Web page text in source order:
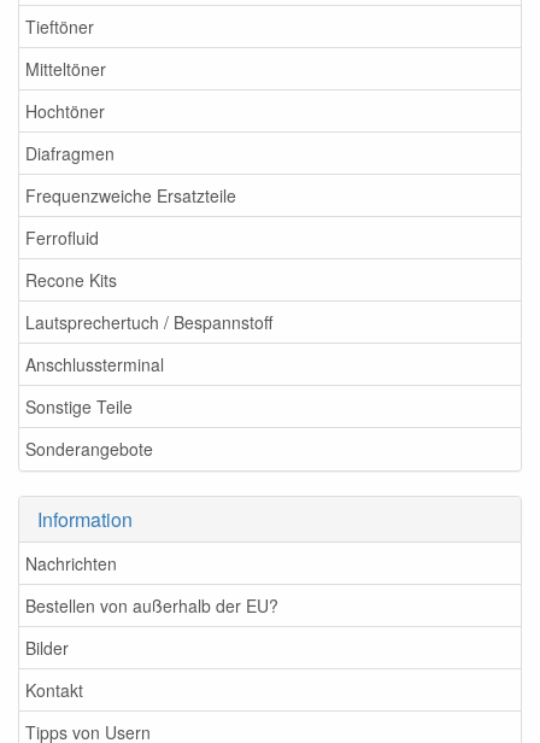
Tieftöner
Mitteltöner
Hochtöner
Diafragmen
Frequenzweiche Ersatzteile
Ferrofluid
Recone Kits
Lautsprechertuch / Bespannstoff
Anschlussterminal
Sonstige Teile
Sonderangebote
Information
Nachrichten
Bestellen von außerhalb der EU?
Bilder
Kontakt
Tipps von Usern